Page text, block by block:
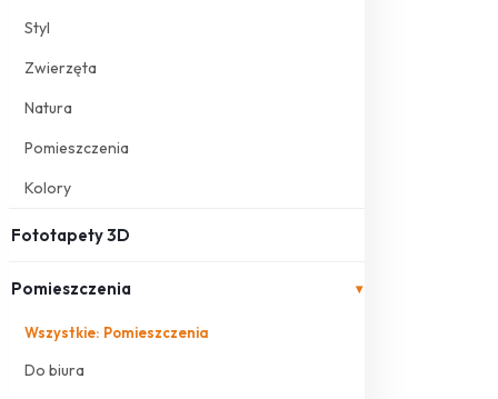
Styl
Zwierzęta
Natura
Pomieszczenia
Kolory
Fototapety 3D
Pomieszczenia ▾
Wszystkie: Pomieszczenia
Do biura